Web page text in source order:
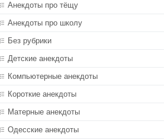
Анекдоты про тёщу
Анекдоты про школу
Без рубрики
Детские анекдоты
Компьютерные анекдоты
Короткие анекдоты
Матерные анекдоты
Одесские анекдоты